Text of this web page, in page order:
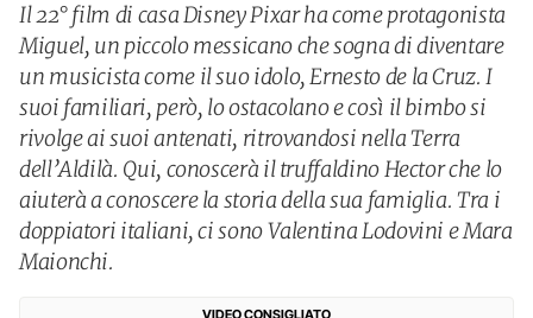
Il 22° film di casa Disney Pixar ha come protagonista
Miguel, un piccolo messicano che sogna di diventare
un musicista come il suo idolo, Ernesto de la Cruz. I
suoi familiari, però, lo ostacolano e così il bimbo si
rivolge ai suoi antenati, ritrovandosi nella Terra
dell’Aldilà. Qui, conoscerà il truffaldino Hector che lo
aiuterà a conoscere la storia della sua famiglia. Tra i
doppiatori italiani, ci sono Valentina Lodovini e Mara
Maionchi.
VIDEO CONSIGLIATO